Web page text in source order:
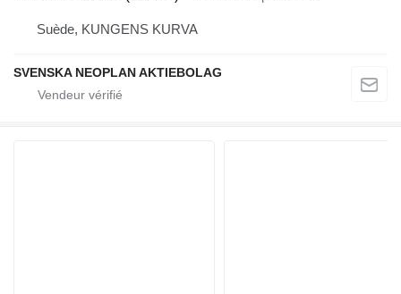
Suède, KUNGENS KURVA
SVENSKA NEOPLAN AKTIEBOLAG